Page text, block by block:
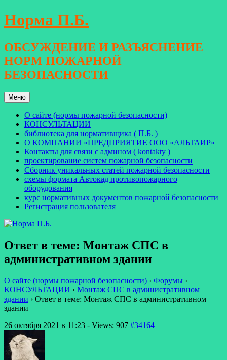
Перейти
к
Норма П.Б.
ОБСУЖДЕНИЕ И РАЗЪЯСНЕНИЕ
НОРМ ПОЖАРНОЙ
БЕЗОПАСНОСТИ
Меню
О сайте (нормы пожарной безопасности)
КОНСУЛЬТАЦИИ
библиотека для нормативщика ( П.Б. )
О КОМПАНИИ «ПРЕДПРИЯТИЕ ООО «АЛЬТАИР»
Контакты для связи с админом ( kontakty )
проектирование систем пожарной безопасности
Сборник уникальных статей пожарной безопасности
схемы формата Автокад противопожарного
оборудования
курс нормативных документов пожарной безопасности
Регистрация пользователя
Ответ в теме: Монтаж СПС в
административном здании
О сайте (нормы пожарной безопасности) › Форумы ›
КОНСУЛЬТАЦИИ › Монтаж СПС в административном
здании › Ответ в теме: Монтаж СПС в административном
здании
26 октября 2021 в 11:23 - Views: 907 #34164